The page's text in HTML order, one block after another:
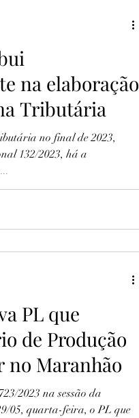
na elaboração
Tributária
no final de 2023,
132/2023, há a
PL que
de Produção
no Maranhão
2023 na sessão da
05, quarta-feira, o PL que